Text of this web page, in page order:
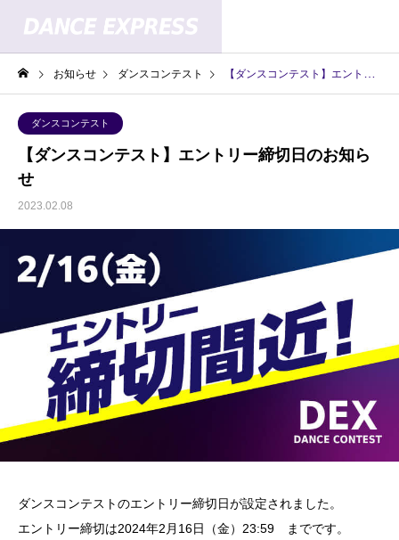
お知らせ ダンスコンテスト 【ダンスコンテスト】エントリー締切日のお知らせ
ダンスコンテスト
【ダンスコンテスト】エントリー締切日のお知ら
せ
2023.02.08
ダンスコンテストのエントリー締切日が設定されました。
エントリー締切は2024年2月16日（金）23:59 までです。